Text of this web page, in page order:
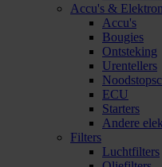
Accu's &
Accu's
Bougies
Ontsteking
Urentellers
ECU
Starters
Andere
Filters
Luchtfilters